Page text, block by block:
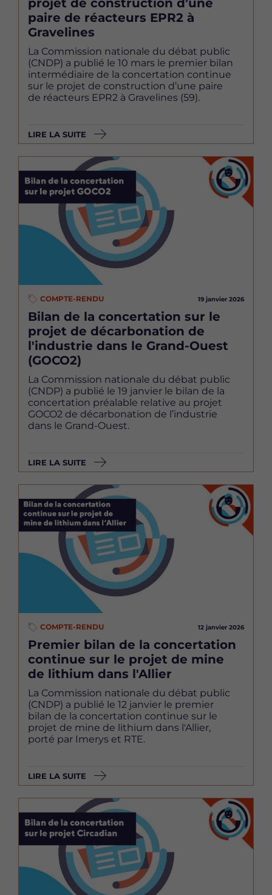
paire de réacteurs EPR2 à
Gravelines
La Commission nationale du débat public
(CNDP) a publié le 10 mars le premier bilan
intermédiaire de la concertation continue
sur le projet de construction d’une paire
de réacteurs EPR2 à Gravelines (59).
LIRE LA SUITE
COMPTE-RENDU 19 janvier 2026
Bilan de la concertation sur le
projet de décarbonation de
l'industrie dans le Grand-Ouest
(GOCO2)
La Commission nationale du débat public
(CNDP) a publié le 19 janvier le bilan de la
concertation préalable relative au projet
GOCO2 de décarbonation de l’industrie
dans le Grand-Ouest.
LIRE LA SUITE
COMPTE-RENDU 12 janvier 2026
Premier bilan de la concertation
continue sur le projet de mine
de lithium dans l'Allier
La Commission nationale du débat public
(CNDP) a publié le 12 janvier le premier
bilan de la concertation continue sur le
projet de mine de lithium dans l'Allier,
porté par Imerys et RTE.
LIRE LA SUITE